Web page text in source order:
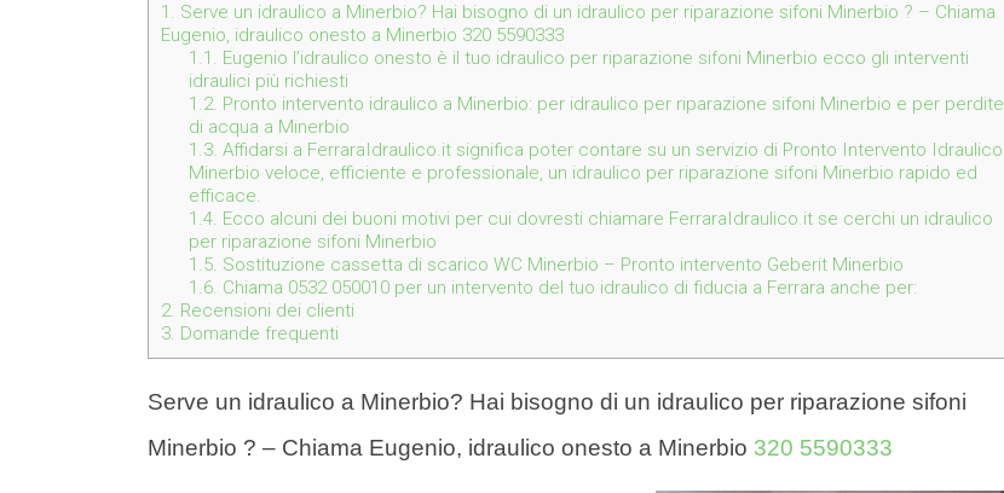
1. Serve un idraulico a Minerbio? Hai bisogno di un idraulico per riparazione sifoni Minerbio ? – Chiama
Eugenio, idraulico onesto a Minerbio 320 5590333
1.1. Eugenio l’idraulico onesto è il tuo idraulico per riparazione sifoni Minerbio ecco gli interventi
idraulici più richiesti
1.2. Pronto intervento idraulico a Minerbio: per idraulico per riparazione sifoni Minerbio e per perdite
di acqua a Minerbio
1.3. Affidarsi a FerraraIdraulico.it significa poter contare su un servizio di Pronto Intervento Idraulico
Minerbio veloce, efficiente e professionale, un idraulico per riparazione sifoni Minerbio rapido ed
efficace.
1.4. Ecco alcuni dei buoni motivi per cui dovresti chiamare FerraraIdraulico.it se cerchi un idraulico
per riparazione sifoni Minerbio
1.5. Sostituzione cassetta di scarico WC Minerbio – Pronto intervento Geberit Minerbio
1.6. Chiama 0532 050010 per un intervento del tuo idraulico di fiducia a Ferrara anche per:
2. Recensioni dei clienti
3. Domande frequenti
Serve un idraulico a Minerbio? Hai bisogno di un idraulico per riparazione sifoni
Minerbio ? – Chiama Eugenio, idraulico onesto a Minerbio 320 5590333